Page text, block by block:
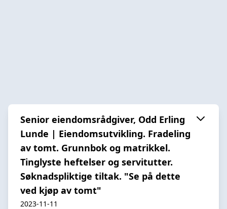
Senior eiendomsrådgiver, Odd Erling
Lunde | Eiendomsutvikling. Fradeling
av tomt. Grunnbok og matrikkel.
Tinglyste heftelser og servitutter.
Søknadspliktige tiltak. "Se på dette
ved kjøp av tomt"
2023-11-11